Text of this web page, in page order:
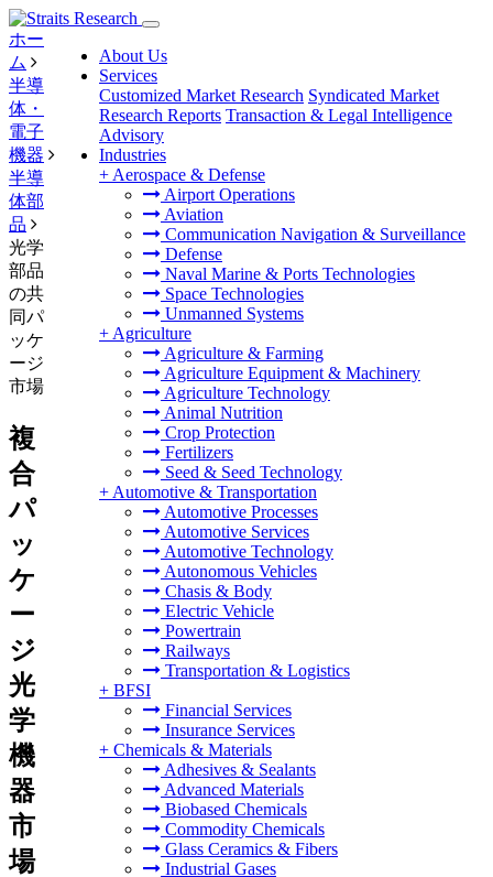
About Us
Services
Customized Market Research Syndicated Market
Research Reports Transaction & Legal Intelligence
Advisory
Industries
+ Aerospace & Defense
Airport Operations
Aviation
Communication Navigation & Surveillance
Defense
Naval Marine & Ports Technologies
Space Technologies
Unmanned Systems
+ Agriculture
Agriculture & Farming
Agriculture Equipment & Machinery
Agriculture Technology
Animal Nutrition
Crop Protection
Fertilizers
Seed & Seed Technology
+ Automotive & Transportation
Automotive Processes
Automotive Services
Automotive Technology
Autonomous Vehicles
Chasis & Body
Electric Vehicle
Powertrain
Railways
Transportation & Logistics
+ BFSI
Financial Services
Insurance Services
+ Chemicals & Materials
Adhesives & Sealants
Advanced Materials
Biobased Chemicals
Commodity Chemicals
Glass Ceramics & Fibers
Industrial Gases
ホー
ム
半導
体・
電子
機器
半導
体部
品
光学
部品
の共
同パ
ッケ
ージ
市場
複
合
パ
ッ
ケ
ー
ジ
光
学
機
器
市
場